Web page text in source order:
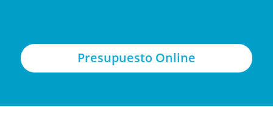
Presupuesto Online